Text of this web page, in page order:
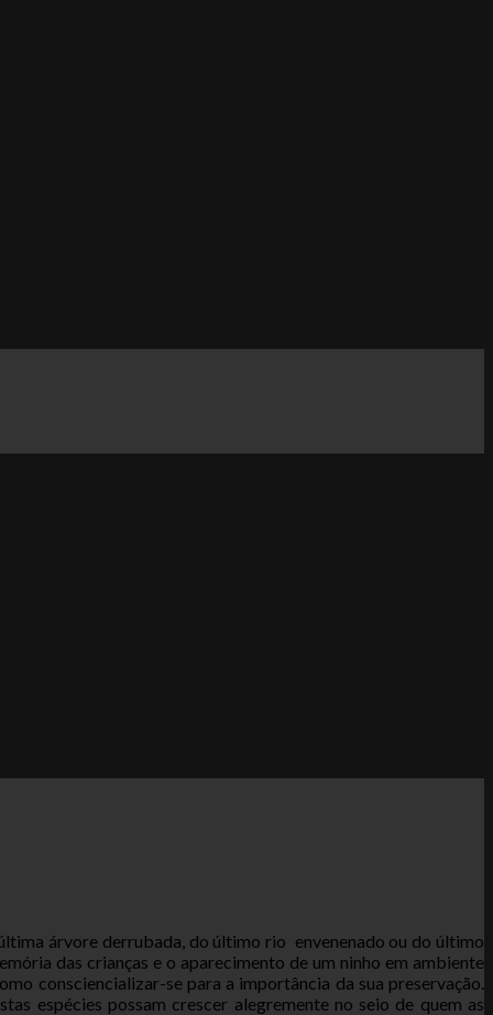
árvore derrubada, do último rio envenenado ou do último
das crianças e o aparecimento de um ninho em ambiente
consciencializar-se para a importância da sua preservação.
espécies possam crescer alegremente no seio de quem as